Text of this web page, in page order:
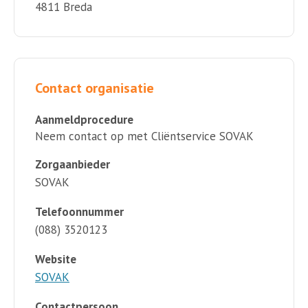
4811 Breda
Contact organisatie
Aanmeldprocedure
Neem contact op met Cliëntservice SOVAK
Zorgaanbieder
SOVAK
Telefoonnummer
(088) 3520123
Website
SOVAK